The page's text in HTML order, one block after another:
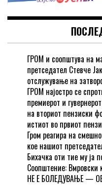
ГРОМ и соопштува на
претседател Стевче
отслужување на
ГРОМ најостро се
премиерот и
на вториот пензиски
истиот во првиот
Гром реагира на
кое нашиот
Бихачка оти тие му ја
Соопштение: Вмровски
НЕ Е БОЛЕДУВАЊЕ —